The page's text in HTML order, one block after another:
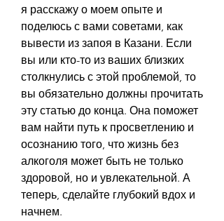
я расскажу о моем опыте и
поделюсь с вами советами, как
вывести из запоя в Казани. Если
вы или кто-то из ваших близких
столкнулись с этой проблемой, то
вы обязательно должны прочитать
эту статью до конца. Она поможет
вам найти путь к просветлению и
осознанию того, что жизнь без
алкоголя может быть не только
здоровой, но и увлекательной. А
теперь, сделайте глубокий вдох и
начнем.